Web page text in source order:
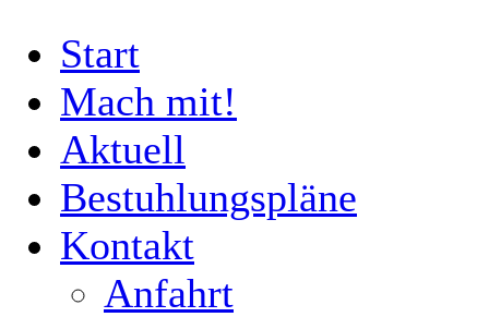
Start
Mach mit!
Aktuell
Bestuhlungspläne
Kontakt
Anfahrt